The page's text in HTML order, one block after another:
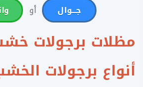
جـــوال أو
مظلات برجولات
أنواع برجولات